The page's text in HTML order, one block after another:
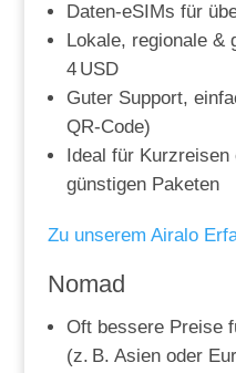
Daten-eSIMs für
Lokale, regionale &
4 USD
Guter Support,
QR-Code)
Ideal für Kurzreisen
günstigen Paketen
Zu unserem Airalo
Nomad
Oft bessere Preise
(z. B. Asien oder